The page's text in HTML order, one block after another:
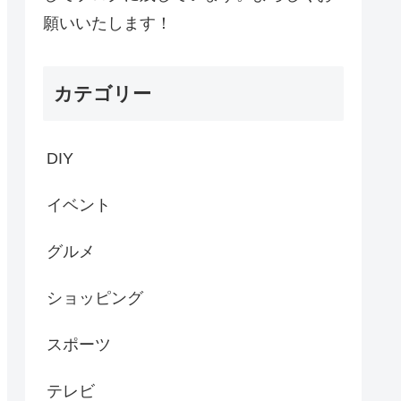
願いいたします！
カテゴリー
DIY
イベント
グルメ
ショッピング
スポーツ
テレビ